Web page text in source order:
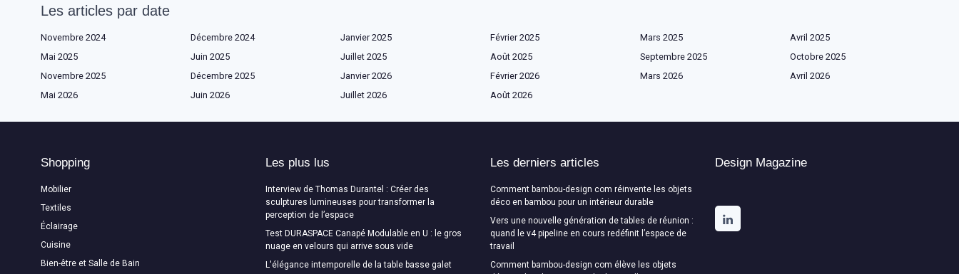
Les articles par date
Novembre 2024 Décembre 2024 Janvier 2025 Février 2025 Mars 2025
Avril 2025
Mai 2025
Juin 2025 Juillet 2025 Août 2025 Septembre 2025
Octobre 2025
Novembre 2025
Décembre 2025 Janvier 2026 Février 2026 Mars 2026
Avril 2026
Mai 2026
Juin 2026 Juillet 2026 Août 2026
Shopping
Mobilier
Textiles
Éclairage
Cuisine
Bien-être et Salle de Bain
Les plus lus
Interview de Thomas Durantel : Créer des
sculptures lumineuses pour transformer la
perception de l’espace
Test DURASPACE Canapé Modulable en U : le gros
nuage en velours qui arrive sous vide
L'élégance intemporelle de la table basse galet
Les derniers articles
Comment bambou-design com réinvente les objets
déco en bambou pour un intérieur durable
Vers une nouvelle génération de tables de réunion :
quand le v4 pipeline en cours redéfinit l’espace de
travail
Comment bambou-design com élève les objets
Design Magazine